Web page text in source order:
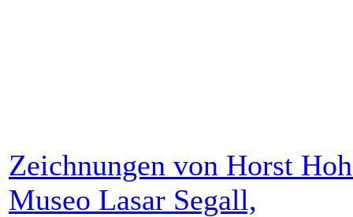
Zeichnungen von Horst
Museo Lasar Segall,